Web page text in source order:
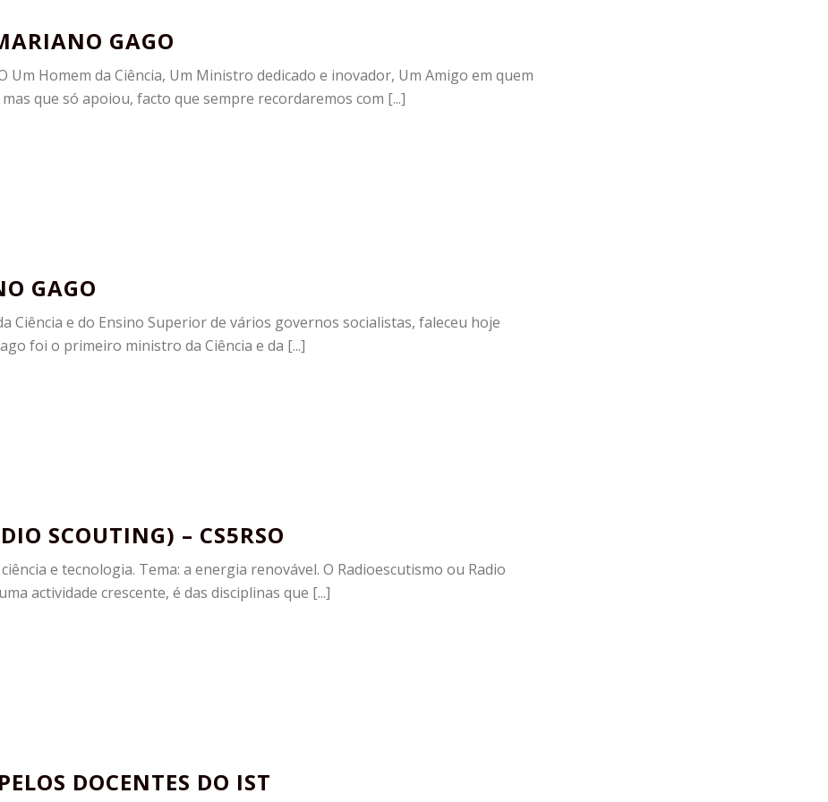
GAGO
Um Homem da Ciência, Um Ministro dedicado e inovador, Um Amigo em quem
que só apoiou, facto que sempre recordaremos com [...]
GAGO
Ciência e do Ensino Superior de vários governos socialistas, faleceu hoje
foi o primeiro ministro da Ciência e da [...]
SCOUTING) – CS5RSO
e tecnologia. Tema: a energia renovável. O Radioescutismo ou Radio
actividade crescente, é das disciplinas que [...]
DOCENTES DO IST